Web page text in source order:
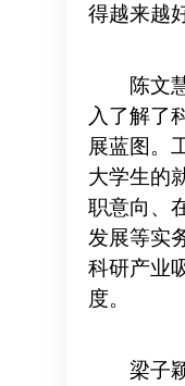
得越来越
陈文
入了解了
展蓝图。
大学生的
职意向、
发展等实
科研产业
度。
梁子